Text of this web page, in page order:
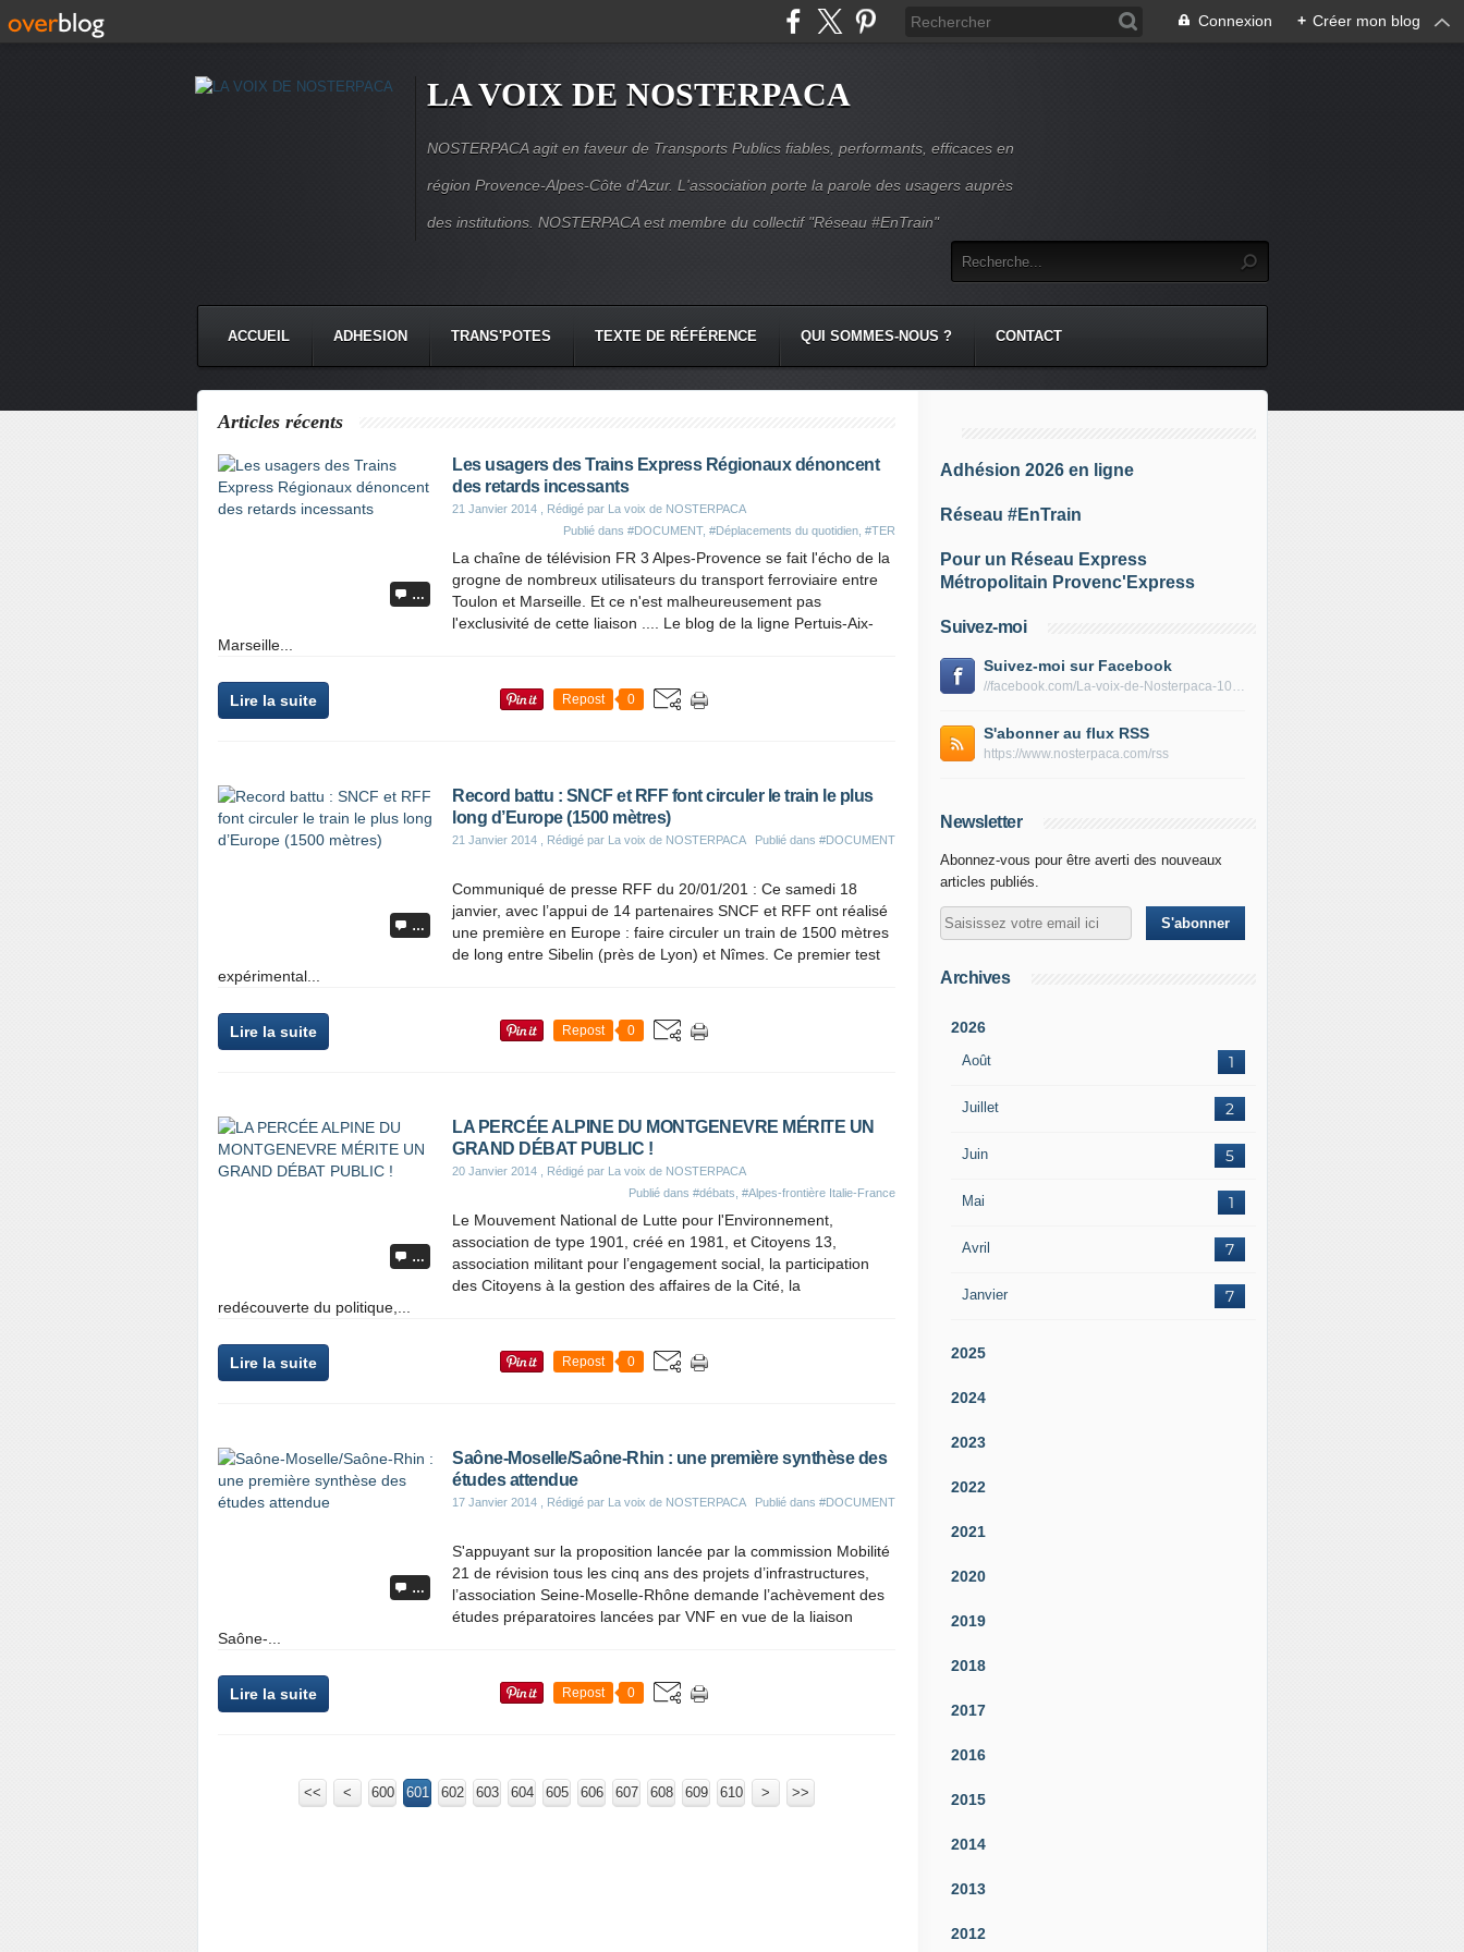
Connexion + Créer mon blog
LA VOIX DE NOSTERPACA
NOSTERPACA agit en faveur de Transports Publics fiables, performants, efficaces en
région Provence-Alpes-Côte d'Azur. L'association porte la parole des usagers auprès
des institutions. NOSTERPACA est membre du collectif "Réseau #EnTrain"
ACCUEIL ADHESION TRANS'POTES TEXTE DE RÉFÉRENCE QUI SOMMES-NOUS ? CONTACT
Articles récents
…
Les usagers des Trains Express Régionaux dénoncent
des retards incessants
21 Janvier 2014 , Rédigé par La voix de NOSTERPACA
Publié dans #DOCUMENT, #Déplacements du quotidien #TER
La chaîne de télévision FR 3 Alpes-Provence se fait l'écho de la
grogne de nombreux utilisateurs du transport ferroviaire entre
Toulon et Marseille. Et ce n'est malheureusement pas
l'exclusivité de cette liaison .... Le blog de la ligne Pertuis-Aix-
Marseille...
Lire la suite Repost 0
…
Record battu : SNCF et RFF font circuler le train le plus
long d’Europe (1500 mètres)
21 Janvier 2014 , Rédigé par La voix de NOSTERPACA Publié dans #DOCUMENT
Communiqué de presse RFF du 20/01/201 : Ce samedi 18
janvier, avec l’appui de 14 partenaires SNCF et RFF ont réalisé
une première en Europe : faire circuler un train de 1500 mètres
de long entre Sibelin (près de Lyon) et Nîmes. Ce premier test
expérimental...
Lire la suite Repost 0
…
LA PERCÉE ALPINE DU MONTGENEVRE MÉRITE UN
GRAND DÉBAT PUBLIC !
20 Janvier 2014 , Rédigé par La voix de NOSTERPACA
Publié dans #débats #Alpes-frontière Italie-France
Le Mouvement National de Lutte pour l'Environnement,
association de type 1901, créé en 1981, et Citoyens 13,
association militant pour l’engagement social, la participation
des Citoyens à la gestion des affaires de la Cité, la
redécouverte du politique,...
Lire la suite Repost 0
…
Saône-Moselle/Saône-Rhin : une première synthèse des
études attendue
17 Janvier 2014 , Rédigé par La voix de NOSTERPACA Publié dans #DOCUMENT
S'appuyant sur la proposition lancée par la commission Mobilité
21 de révision tous les cinq ans des projets d’infrastructures,
l’association Seine-Moselle-Rhône demande l’achèvement des
études préparatoires lancées par VNF en vue de la liaison
Saône-...
Lire la suite Repost 0
<< < 600 601 602 603 604 605 606 607 608 609 610 620
630
640
650
660
670
680
690
700
> >>
Adhésion 2026 en ligne
Réseau #EnTrain
Pour un Réseau Express
Métropolitain Provenc'Express
Suivez-moi
Suivez-moi sur Facebook
//facebook.com/La-voix-de-Nosterpaca-106434384284735
S'abonner au flux RSS
https://www.nosterpaca.com/rss
Newsletter
Abonnez-vous pour être averti des nouveaux
articles publiés.
Archives
2026
Août 1
Juillet 2
Juin 5
Mai 1
Avril 7
Janvier 7
2025
2024
2023
2022
2021
2020
2019
2018
2017
2016
2015
2014
2013
2012